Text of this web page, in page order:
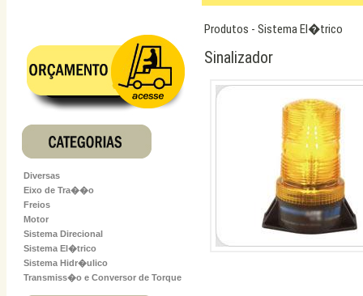
Produtos - Sistema El�trico
Sinalizador